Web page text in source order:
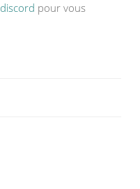
discord pour vous